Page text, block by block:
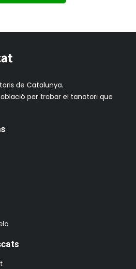
de Catalunya.
per trobar el tanatori que